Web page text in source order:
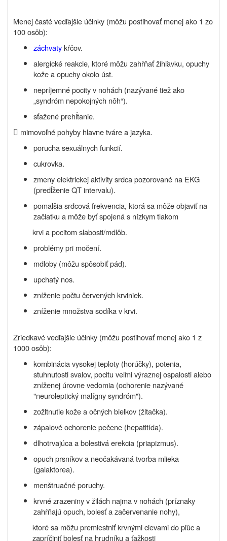
Menej časté vedľajšie účinky (môžu postihovať menej ako 1 zo
100 osôb):
záchvatykŕčov.
alergické reakcie, ktoré môžu zahŕňať žihľavku, opuchy
kože a opuchy okolo úst.
nepríjemné pocity v nohách (nazývané tiež ako
„syndróm nepokojných nôh“).
sťažené prehĺtanie.
 mimovoľné pohyby hlavne tváre a jazyka.
porucha sexuálnych funkcií.
cukrovka.
zmeny elektrickej aktivity srdca pozorované na EKG
(predĺženie QT intervalu).
pomalšia srdcová frekvencia, ktorá sa môže objaviť na
začiatku a môže byť spojená s nízkym tlakom
krvi a pocitom slabosti/mdlôb.
problémy pri močení.
mdloby (môžu spôsobiť pád).
upchatý nos.
zníženie počtu červených krviniek.
zníženie množstva sodíka v krvi.
Zriedkavé vedľajšie účinky (môžu postihovať menej ako 1 z
1000 osôb):
kombinácia vysokej teploty (horúčky), potenia,
stuhnutosti svalov, pocitu veľmi výraznej ospalosti alebo
zníženej úrovne vedomia (ochorenie nazývané
"neuroleptický malígny syndróm").
zožltnutie kože a očných bielkov (žltačka).
zápalové ochorenie pečene (hepatitída).
dlhotrvajúca a bolestivá erekcia (priapizmus).
opuch prsníkov a neočakávaná tvorba mlieka
(galaktorea).
menštruačné poruchy.
krvné zrazeniny v žilách najma v nohách (príznaky
zahŕňajú opuch, bolesť a začervenanie nohy),
ktoré sa môžu premiestniť krvnými cievami do pľúc a
zapríčiniť bolesť na hrudníku a ťažkosti